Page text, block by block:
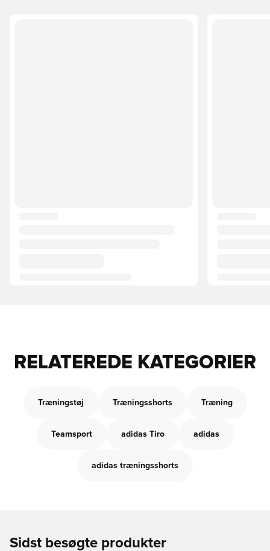
RELATEREDE KATEGORIER
Træningstøj Træningsshorts Træning
Teamsport adidas Tiro adidas
adidas træningsshorts
Sidst besøgte produkter